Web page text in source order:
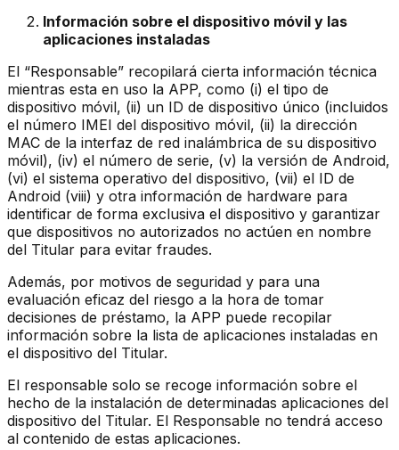
Información sobre el dispositivo móvil y las
aplicaciones instaladas
El “Responsable” recopilará cierta información técnica
mientras esta en uso la APP, como (i) el tipo de
dispositivo móvil, (ii) un ID de dispositivo único (incluidos
el número IMEI del dispositivo móvil, (ii) la dirección
MAC de la interfaz de red inalámbrica de su dispositivo
móvil), (iv) el número de serie, (v) la versión de Android,
(vi) el sistema operativo del dispositivo, (vii) el ID de
Android (viii) y otra información de hardware para
identificar de forma exclusiva el dispositivo y garantizar
que dispositivos no autorizados no actúen en nombre
del Titular para evitar fraudes.
Además, por motivos de seguridad y para una
evaluación eficaz del riesgo a la hora de tomar
decisiones de préstamo, la APP puede recopilar
información sobre la lista de aplicaciones instaladas en
el dispositivo del Titular.
El responsable solo se recoge información sobre el
hecho de la instalación de determinadas aplicaciones del
dispositivo del Titular. El Responsable no tendrá acceso
al contenido de estas aplicaciones.